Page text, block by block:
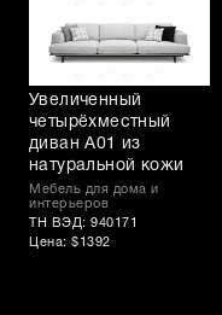
Увеличенный
четырёхместный
диван A01 из
натуральной кожи
Мебель для дома и
интерьеров
ТН ВЭД: 940171
Цена: $1392